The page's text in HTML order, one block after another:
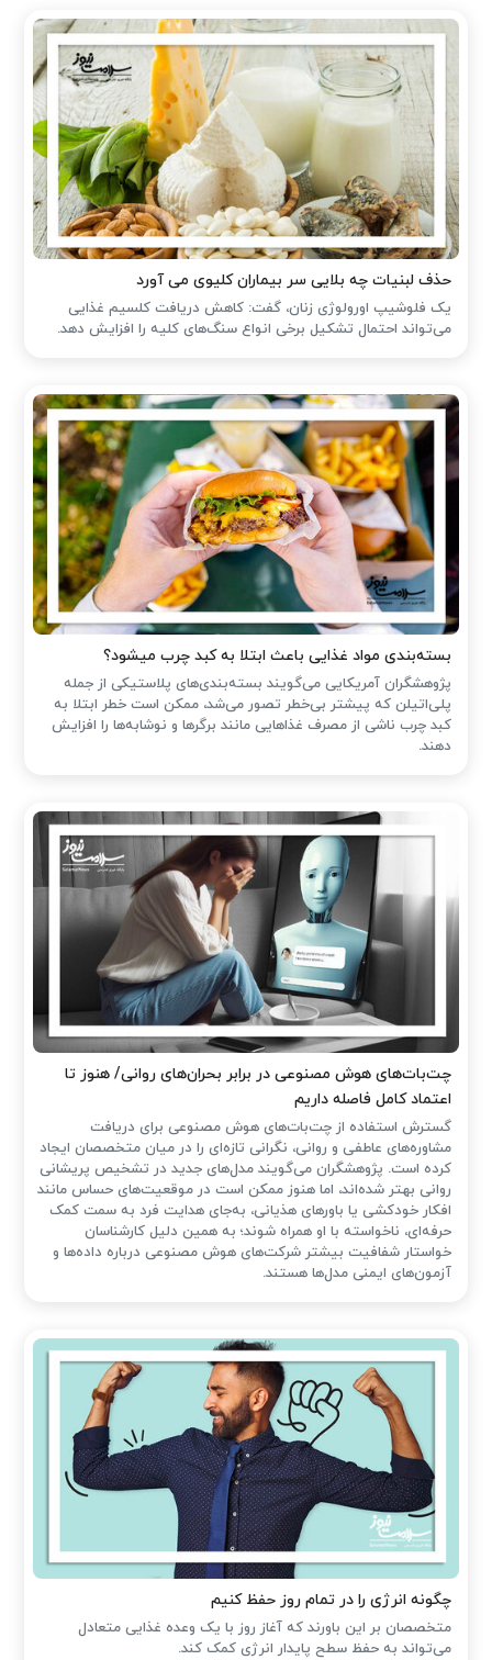
حذف لبنیات چه بلایی سر بیماران کلیوی می آورد
یک فلوشیپ اورولوژی زنان، گفت: کاهش دریافت کلسیم غذایی
می‌تواند احتمال تشکیل برخی انواع سنگ‌های کلیه را افزایش دهد.
بسته‌بندی مواد غذایی باعث ابتلا به کبد چرب میشود؟
پژوهشگران آمریکایی می‌گویند بسته‌بندی‌های پلاستیکی از جمله
پلی‌اتیلن که پیشتر بی‌خطر تصور می‌شد، ممکن است خطر ابتلا به
کبد چرب ناشی از مصرف غذاهایی مانند برگرها و نوشابه‌ها را افزایش
دهند.
چت‌بات‌های هوش مصنوعی در برابر بحران‌های روانی/ هنوز تا
اعتماد کامل فاصله داریم
گسترش استفاده از چت‌بات‌های هوش مصنوعی برای دریافت
مشاوره‌های عاطفی و روانی، نگرانی تازه‌ای را در میان متخصصان ایجاد
کرده است. پژوهشگران می‌گویند مدل‌های جدید در تشخیص پریشانی
روانی بهتر شده‌اند، اما هنوز ممکن است در موقعیت‌های حساس مانند
افکار خودکشی یا باورهای هذیانی، به‌جای هدایت فرد به سمت کمک
حرفه‌ای، ناخواسته با او همراه شوند؛ به همین دلیل کارشناسان
خواستار شفافیت بیشتر شرکت‌های هوش مصنوعی درباره داده‌ها و
آزمون‌های ایمنی مدل‌ها هستند.
چگونه انرژی را در تمام روز حفظ کنیم
متخصصان بر این باورند که آغاز روز با یک وعده غذایی متعادل
می‌تواند به حفظ سطح پایدار انرژی کمک کند.